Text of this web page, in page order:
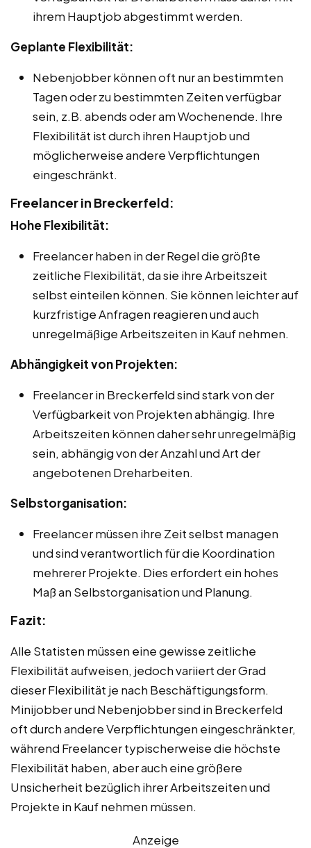
ihrem Hauptjob abgestimmt werden.
Geplante Flexibilität:
Nebenjobber können oft nur an bestimmten
Tagen oder zu bestimmten Zeiten verfügbar
sein, z.B. abends oder am Wochenende. Ihre
Flexibilität ist durch ihren Hauptjob und
möglicherweise andere Verpflichtungen
eingeschränkt.
Freelancer in Breckerfeld:
Hohe Flexibilität:
Freelancer haben in der Regel die größte
zeitliche Flexibilität, da sie ihre Arbeitszeit
selbst einteilen können. Sie können leichter auf
kurzfristige Anfragen reagieren und auch
unregelmäßige Arbeitszeiten in Kauf nehmen.
Abhängigkeit von Projekten:
Freelancer in Breckerfeld sind stark von der
Verfügbarkeit von Projekten abhängig. Ihre
Arbeitszeiten können daher sehr unregelmäßig
sein, abhängig von der Anzahl und Art der
angebotenen Dreharbeiten.
Selbstorganisation:
Freelancer müssen ihre Zeit selbst managen
und sind verantwortlich für die Koordination
mehrerer Projekte. Dies erfordert ein hohes
Maß an Selbstorganisation und Planung.
Fazit:
Alle Statisten müssen eine gewisse zeitliche
Flexibilität aufweisen, jedoch variiert der Grad
dieser Flexibilität je nach Beschäftigungsform.
Minijobber und Nebenjobber sind in Breckerfeld
oft durch andere Verpflichtungen eingeschränkter,
während Freelancer typischerweise die höchste
Flexibilität haben, aber auch eine größere
Unsicherheit bezüglich ihrer Arbeitszeiten und
Projekte in Kauf nehmen müssen.
Anzeige